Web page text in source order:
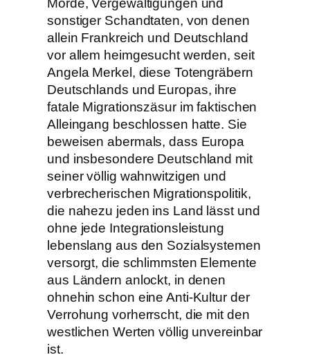
sonstiger Schandtaten, von denen
allein Frankreich und Deutschland
vor allem heimgesucht werden, seit
Angela Merkel, diese Totengräbern
Deutschlands und Europas, ihre
fatale Migrationszäsur im faktischen
Alleingang beschlossen hatte. Sie
beweisen abermals, dass Europa
und insbesondere Deutschland mit
seiner völlig wahnwitzigen und
verbrecherischen Migrationspolitik,
die nahezu jeden ins Land lässt und
ohne jede Integrationsleistung
lebenslang aus den Sozialsystemen
versorgt, die schlimmsten Elemente
aus Ländern anlockt, in denen
ohnehin schon eine Anti-Kultur der
Verrohung vorherrscht, die mit den
westlichen Werten völlig unvereinbar
ist.